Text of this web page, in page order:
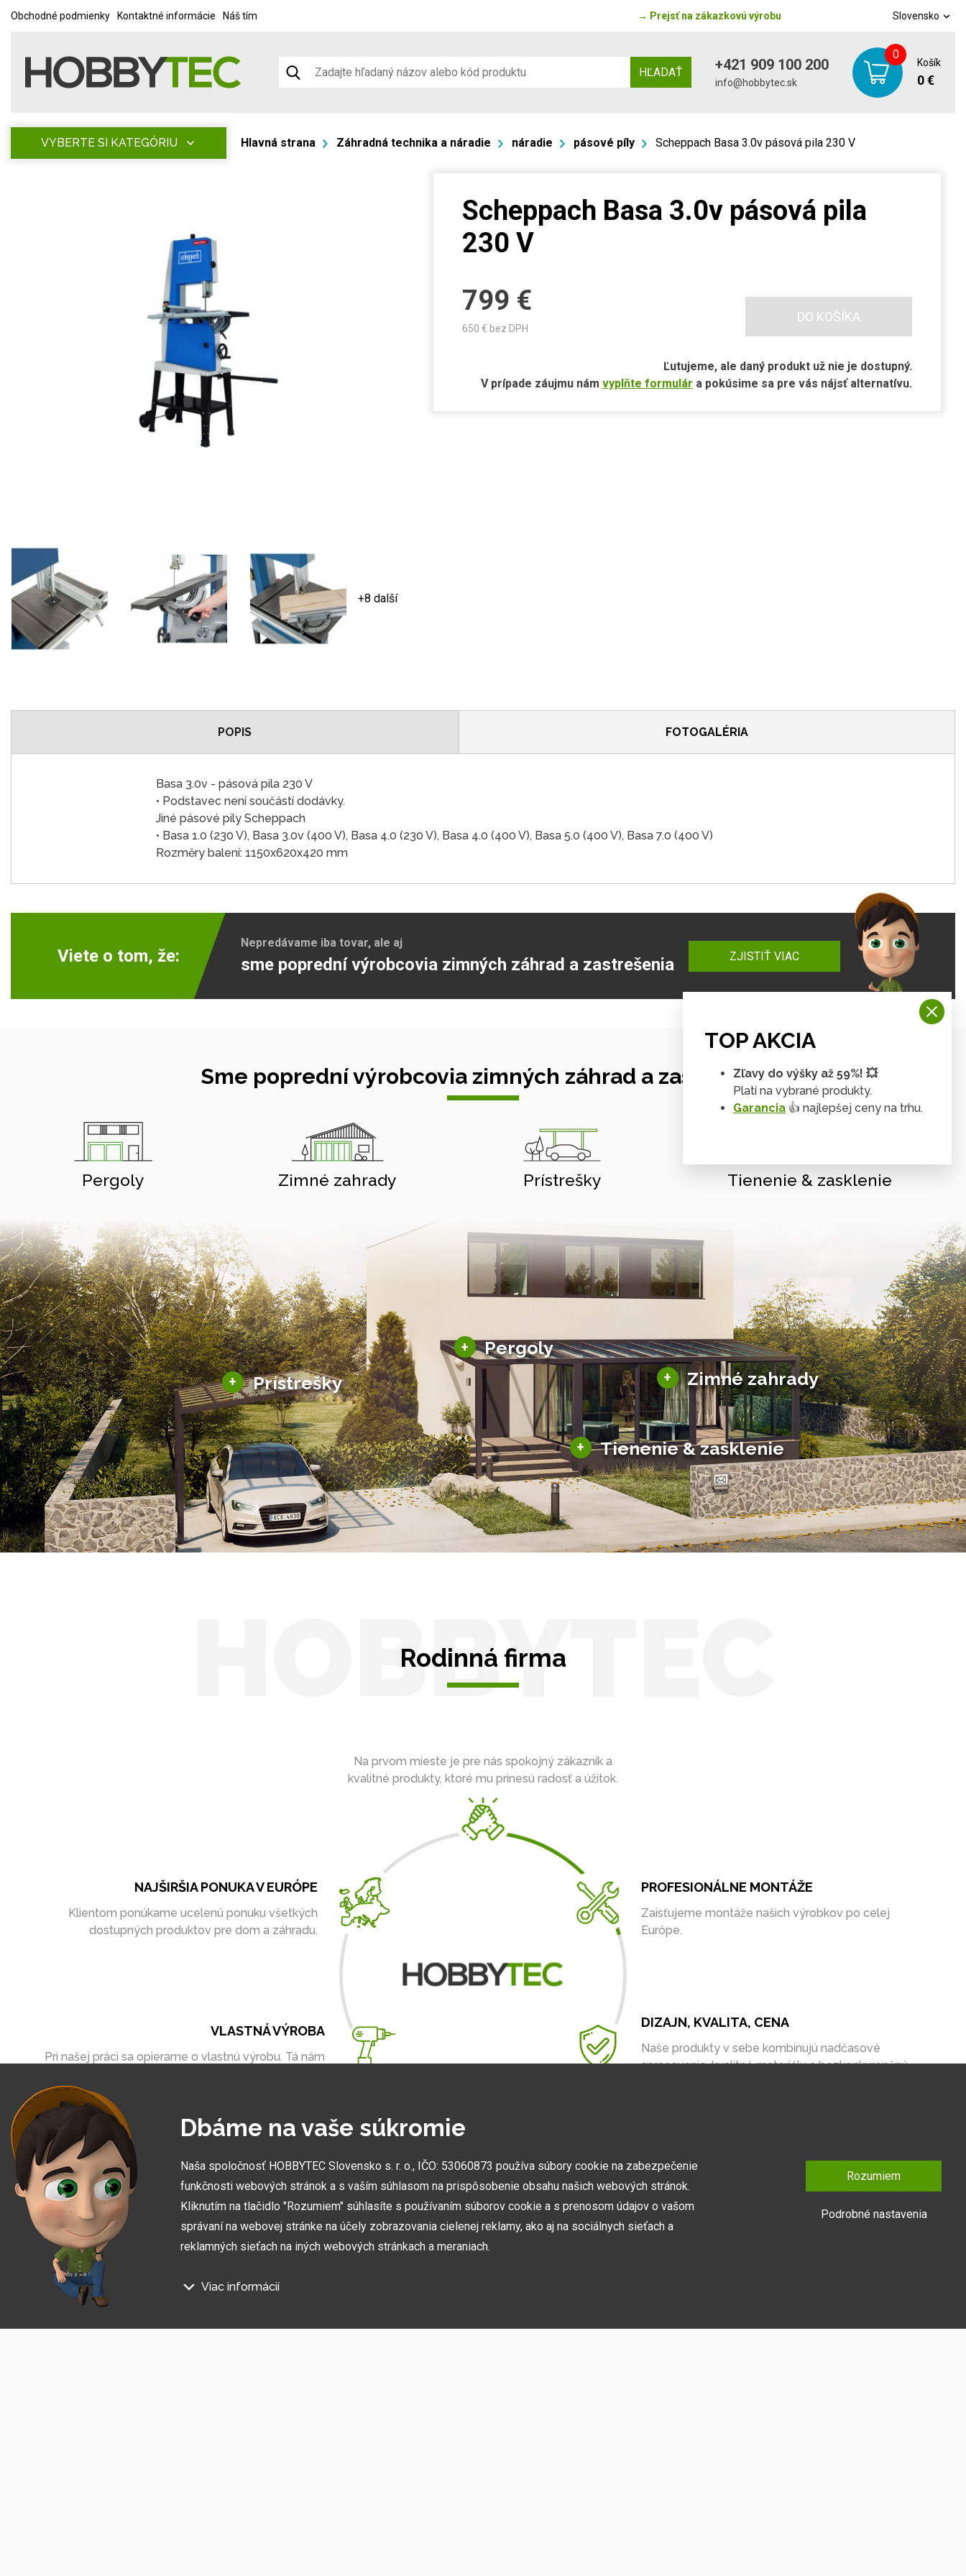
Obchodné podmienky Kontaktné informácie Náš tím → Prejsť na zákazkovú výrobu Slovensko
HĽADAŤ +421 909 100 200
info@hobbytec.sk
0
Košík
0 €
VYBERTE SI KATEGÓRIU Hlavná strana Záhradná technika a náradie náradie pásové píly Scheppach Basa 3.0v pásová pila 230 V
+8 další
Scheppach Basa 3.0v pásová pila
230 V
799 €
650 € bez DPH
DO KOŠÍKA
Ľutujeme, ale daný produkt už nie je dostupný.
V prípade záujmu nám vyplňte formulár a pokúsime sa pre vás nájsť alternatívu.
POPIS FOTOGALÉRIA
Basa 3.0v - pásová pila 230 V
• Podstavec není součástí dodávky.
Jiné pásové pily Scheppach
• Basa 1.0 (230 V), Basa 3.0v (400 V), Basa 4.0 (230 V), Basa 4.0 (400 V), Basa 5.0 (400 V), Basa 7.0 (400 V)
Rozměry balení: 1150x620x420 mm
Viete o tom, že:
Nepredávame iba tovar, ale aj
sme poprední výrobcovia zimných záhrad a zastrešenia ZJISTIŤ VIAC
Sme poprední výrobcovia zimných záhrad a zastrešení
Pergoly Zimné zahrady Prístrešky Tienenie & zasklenie
+ Pergoly
Hliníkové pergoly
Bioklimatické pergoly
Altány a zastrešenie
Solárne pergoly
+ Zimné zahrady
Sezónne zimné záhrady
Hliníkové zimné záhrady
Posuvné zimné záhrady
Solárne zimné záhrady
+ Prístrešky
Hliníkové prístrešky
Solárne prístrešky pre auto
+ Tienenie & zasklenie
Tienenie
Zasklenie
HOBBYTEC
Rodinná firma
Na prvom mieste je pre nás spokojný zákazník a
kvalitné produkty, ktoré mu prinesú radosť a úžitok.
PROFESIONÁLNE MONTÁŽE
Zaisťujeme montáže našich výrobkov po celej
Európe.
DIZAJN, KVALITA, CENA
Naše produkty v sebe kombinujú nadčasové
spracovanie, kvalitné materiály a bezkonkurenčnú
NAJVÄČŠIE SHOWROOMY
Vytvorili sme najväčšie ukážkové centrá svojho druhu
v ČR a SK. Nájdete nás v Prahe a Prešove.
VLASTNÁ VÝROBA
Pri našej práci sa opierame o vlastnú výrobu. Tá nám
NAJŠIRŠIA PONUKA V EURÓPE
Klientom ponúkame ucelenú ponuku všetkých
dostupných produktov pre dom a záhradu.
Prihláste sa na odber informácií, akcií, noviniek
TOP AKCIA
Zľavy do výšky až 59%! 💥
Platí na vybrané produkty.
Garancia 👍 najlepšej ceny na trhu.
Dbáme na vaše súkromie
Naša spoločnosť HOBBYTEC Slovensko s. r. o., IČO: 53060873 používa súbory cookie na zabezpečenie
funkčnosti webových stránok a s vaším súhlasom na prispôsobenie obsahu našich webových stránok.
Kliknutím na tlačidlo "Rozumiem" súhlasíte s používaním súborov cookie a s prenosom údajov o vašom
správaní na webovej stránke na účely zobrazovania cielenej reklamy, ako aj na sociálnych sieťach a
reklamných sieťach na iných webových stránkach a meraniach.
Viac informácií
Rozumiem
Podrobné nastavenia